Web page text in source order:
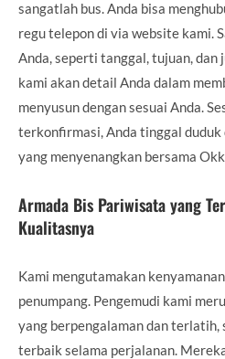
sangatlah bus. Anda bisa
regu telepon di via website kami.
Anda, seperti tanggal, tujuan, dan
kami akan detail Anda dalam
menyusun dengan sesuai Anda.
terkonfirmasi, Anda tinggal
yang menyenangkan bersama
Armada Bis Pariwisata yang
Kualitasnya
Kami mengutamakan
penumpang. Pengemudi kami
yang berpengalaman dan terlatih,
terbaik selama perjalanan.